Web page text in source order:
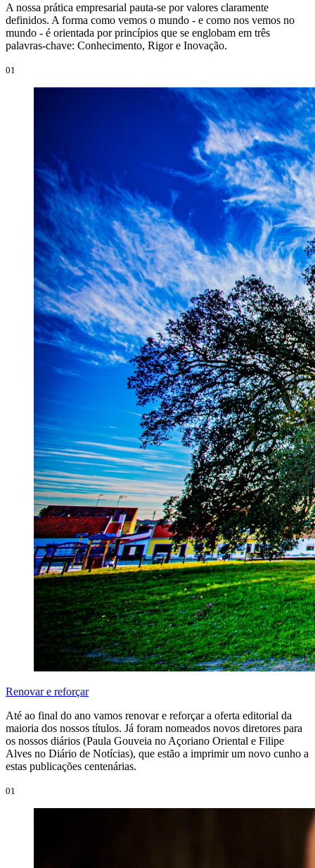
A nossa prática empresarial pauta-se por valores claramente
definidos. A forma como vemos o mundo - e como nos vemos no
mundo - é orientada por princípios que se englobam em três
palavras-chave: Conhecimento, Rigor e Inovação.
01
Renovar e reforçar
Até ao final do ano vamos renovar e reforçar a oferta editorial da
maioria dos nossos títulos. Já foram nomeados novos diretores para
os nossos diários (Paula Gouveia no Açoriano Oriental e Filipe
Alves no Diário de Notícias), que estão a imprimir um novo cunho a
estas publicações centenárias.
01